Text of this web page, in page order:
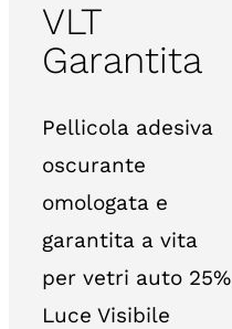
VLT
Garantita
Pellicola adesiva
oscurante
omologata e
garantita a vita
per vetri auto 25%
Luce Visibile